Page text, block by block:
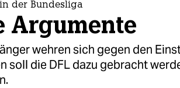
der Bundesliga
Argumente
wehren sich gegen den
soll die DFL dazu gebracht